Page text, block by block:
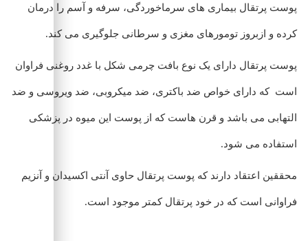
پوست پرتقال بیماری های سرماخوردگی، سرفه و آسم را درمان
کرده و ازبروز تومورهای مغزی و سرطانی جلوگیری می کند.
پوست پرتقال دارای یک نوع بافت چرمی شکل با غدد روغنی فراوان
است که دارای خواص ضد باکتری، ضد میکروبی، ضد ویروسی و ضد
التهابی می باشد و قرن هاست که از پوست این میوه در پزشکی
استفاده می شود.
محققین اعتقاد دارند که پوست پرتقال حاوی آنتی اکسیدان و آنزیم
فراوانی است که در خود پرتقال کمتر موجود است.